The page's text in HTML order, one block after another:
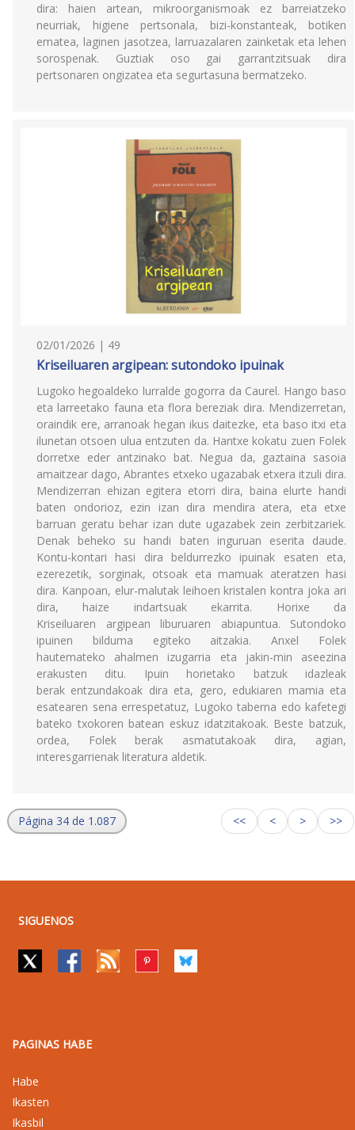
dira: haien artean, mikroorganismoak ez barreiatzeko
neurriak, higiene pertsonala, bizi-konstanteak, botiken
ematea, laginen jasotzea, larruazalaren zainketak eta lehen
sorospenak. Guztiak oso gai garrantzitsuak dira
pertsonaren ongizatea eta segurtasuna bermatzeko.
02/01/2026 | 49
Kriseiluaren argipean: sutondoko ipuinak
Lugoko hegoaldeko lurralde gogorra da Caurel. Hango baso
eta larreetako fauna eta flora bereziak dira. Mendizerretan,
oraindik ere, arranoak hegan ikus daitezke, eta baso itxi eta
ilunetan otsoen ulua entzuten da. Hantxe kokatu zuen Folek
dorretxe eder antzinako bat. Negua da, gaztaina sasoia
amaitzear dago, Abrantes etxeko ugazabak etxera itzuli dira.
Mendizerran ehizan egitera etorri dira, baina elurte handi
baten ondorioz, ezin izan dira mendira atera, eta etxe
barruan geratu behar izan dute ugazabek zein zerbitzariek.
Denak beheko su handi baten inguruan eserita daude.
Kontu-kontari hasi dira beldurrezko ipuinak esaten eta,
ezerezetik, sorginak, otsoak eta mamuak ateratzen hasi
dira. Kanpoan, elur-malutak leihoen kristalen kontra joka ari
dira, haize indartsuak ekarrita. Horixe da
Kriseiluaren argipean liburuaren abiapuntua. Sutondoko
ipuinen bilduma egiteko aitzakia. Anxel Folek
hautemateko ahalmen izugarria eta jakin-min aseezina
erakusten ditu. Ipuin horietako batzuk idazleak
berak entzundakoak dira eta, gero, edukiaren mamia eta
esatearen sena errespetatuz, Lugoko taberna edo kafetegi
bateko txokoren batean eskuz idatzitakoak. Beste batzuk,
ordea, Folek berak asmatutakoak dira, agian,
interesgarrienak literatura aldetik.
Página 34 de 1.087 << < > >>
SIGUENOS
PAGINAS HABE
Habe
Ikasten
Ikasbil